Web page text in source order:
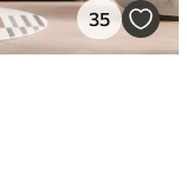
35